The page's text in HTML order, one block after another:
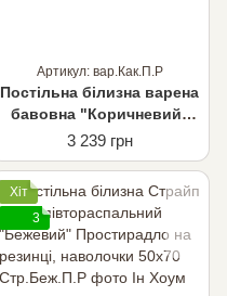
Артикул: вар.Как.П.Р
Постільна білизна варена
бавовна "Коричневий"
Півтораспальний,
Простирадло на резинці,
3 239 грн
Хіт
3